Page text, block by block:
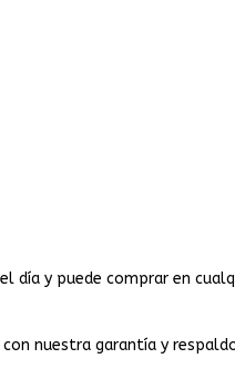
día y puede comprar en
nuestra garantía y